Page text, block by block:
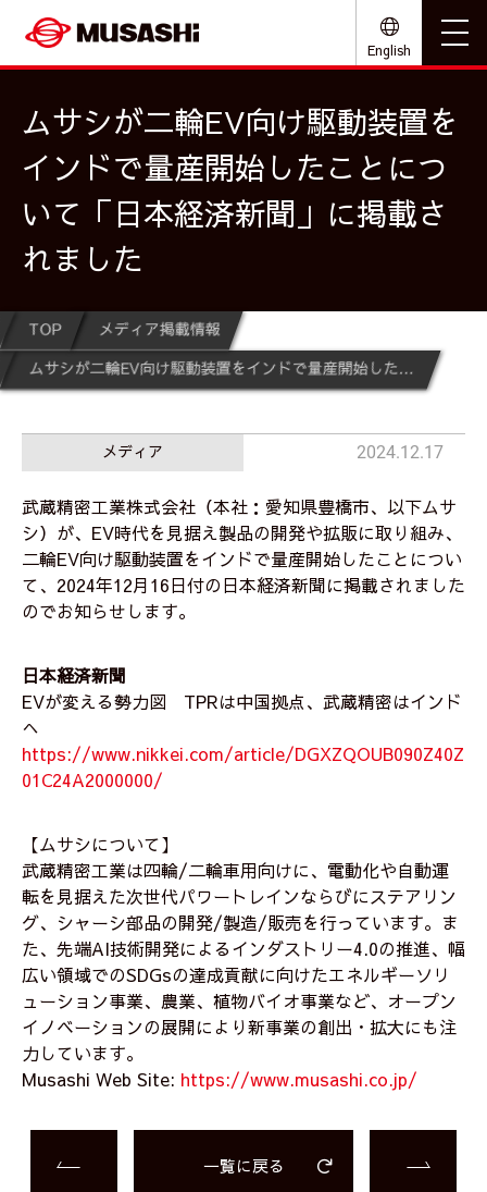
English
ムサシが二輪EV向け駆動装置を
インドで量産開始したことにつ
いて「日本経済新聞」に掲載さ
れました
TOP
メディア掲載情報
ムサシが二輪EV向け駆動装置をインドで量産開始したことについて「日本経済新聞」に掲載されました
メディア 2024.12.17
武蔵精密工業株式会社（本社：愛知県豊橋市、以下ムサ
シ）が、EV時代を見据え製品の開発や拡販に取り組み、
二輪EV向け駆動装置をインドで量産開始したことについ
て、2024年12月16日付の日本経済新聞に掲載されました
のでお知らせします。
日本経済新聞
EVが変える勢力図 TPRは中国拠点、武蔵精密はインド
へ
https://www.nikkei.com/article/DGXZQOUB090Z40Z
01C24A2000000/
【ムサシについて】
武蔵精密工業は四輪/二輪車用向けに、電動化や自動運
転を見据えた次世代パワートレインならびにステアリン
グ、シャーシ部品の開発/製造/販売を行っています。ま
た、先端AI技術開発によるインダストリー4.0の推進、幅
広い領域でのSDGsの達成貢献に向けたエネルギーソリ
ューション事業、農業、植物バイオ事業など、オープン
イノベーションの展開により新事業の創出・拡大にも注
力しています。
Musashi Web Site: https://www.musashi.co.jp/
一覧に戻る